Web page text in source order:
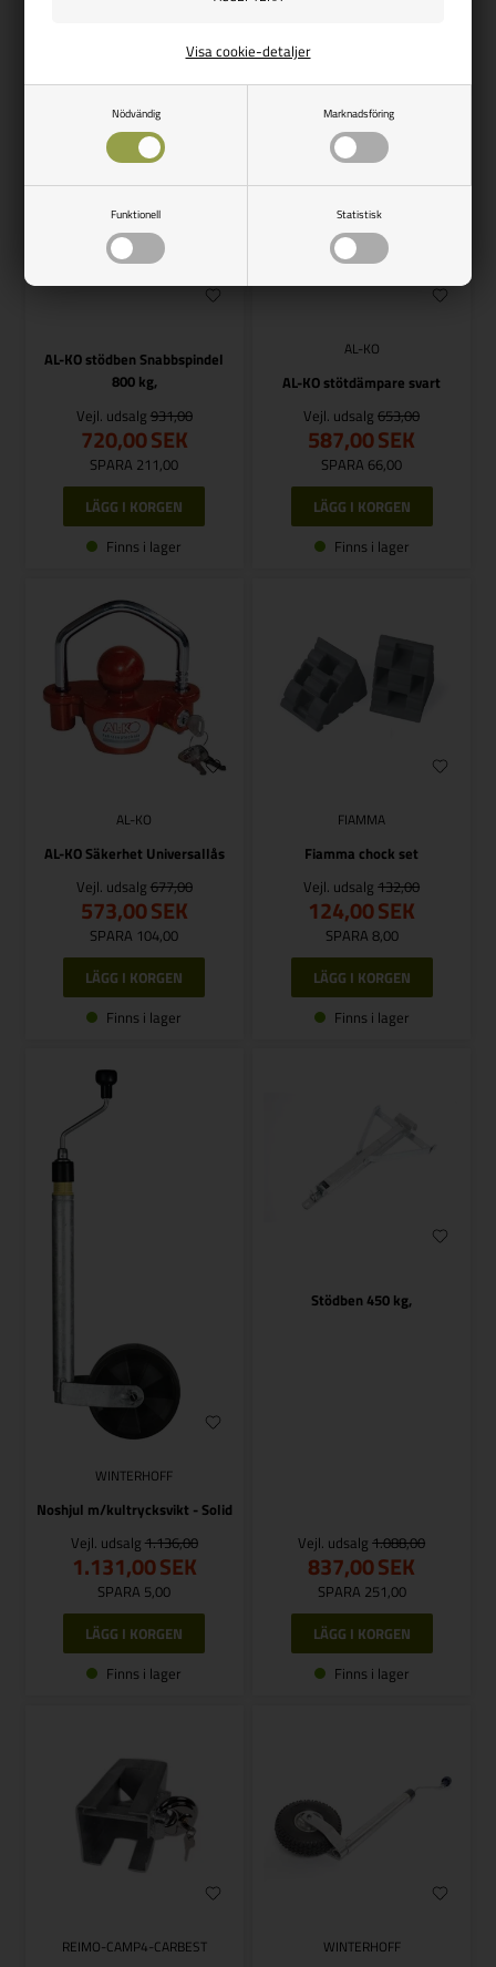
Nödvändig Marknadsföring
Funktionell Statistisk
Visa cookie-detaljer
AL-KO stödben Snabbspindel
800 kg,
Vejl. udsalg 931,00
720,00SEK
SPARA 211,00
Finns i lager
AL-KO
AL-KO stötdämpare svart
Vejl. udsalg653,00
587,00SEK
SPARA 66,00
Finns i lager
AL-KO
AL-KO Säkerhet Universallås
Vejl. udsalg 677,00
573,00SEK
SPARA 104,00
Finns i lager
FIAMMA
Fiamma chock set
Vejl. udsalg132,00
124,00SEK
SPARA 8,00
Finns i lager
WINTERHOFF
Noshjul m/kultrycksvikt - Solid
Vejl. udsalg 1.136,00
1.131,00SEK
SPARA 5,00
Finns i lager
Stödben 450 kg,
Vejl. udsalg1.088,00
837,00SEK
SPARA 251,00
Finns i lager
REIMO-CAMP4-CARBEST WINTERHOFF